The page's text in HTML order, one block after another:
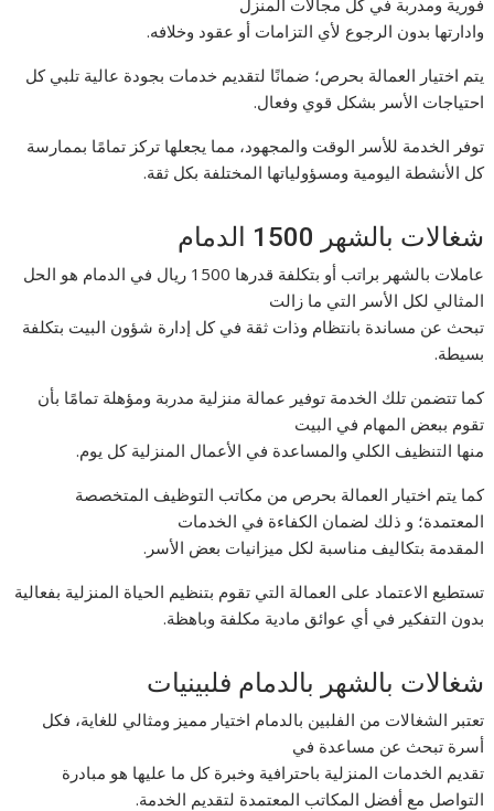
وادارتها بدون الرجوع لأي التزامات أو عقود وخلافه.
يتم اختيار العمالة بحرص؛ ضمانًا لتقديم خدمات بجودة عالية تلبي كل
احتياجات الأسر بشكل قوي وفعال.
توفر الخدمة للأسر الوقت والمجهود، مما يجعلها تركز تمامًا بممارسة
كل الأنشطة اليومية ومسؤولياتها المختلفة بكل ثقة.
شغالات بالشهر 1500 الدمام
عاملات بالشهر براتب أو بتكلفة قدرها 1500 ريال في الدمام هو الحل
المثالي لكل الأسر التي ما زالت
تبحث عن مساندة بانتظام وذات ثقة في كل إدارة شؤون البيت بتكلفة
بسيطة.
كما تتضمن تلك الخدمة توفير عمالة منزلية مدربة ومؤهلة تمامًا بأن
تقوم ببعض المهام في البيت
منها التنظيف الكلي والمساعدة في الأعمال المنزلية كل يوم.
كما يتم اختيار العمالة بحرص من مكاتب التوظيف المتخصصة
المعتمدة؛ و ذلك لضمان الكفاءة في الخدمات
المقدمة بتكاليف مناسبة لكل ميزانيات بعض الأسر.
تستطيع الاعتماد على العمالة التي تقوم بتنظيم الحياة المنزلية بفعالية
بدون التفكير في أي عوائق مادية مكلفة وباهظة.
شغالات بالشهر بالدمام فلبينيات
تعتبر الشغالات من الفلبين بالدمام اختيار مميز ومثالي للغاية، فكل
أسرة تبحث عن مساعدة في
تقديم الخدمات المنزلية باحترافية وخبرة كل ما عليها هو مبادرة
التواصل مع أفضل المكاتب المعتمدة لتقديم الخدمة.